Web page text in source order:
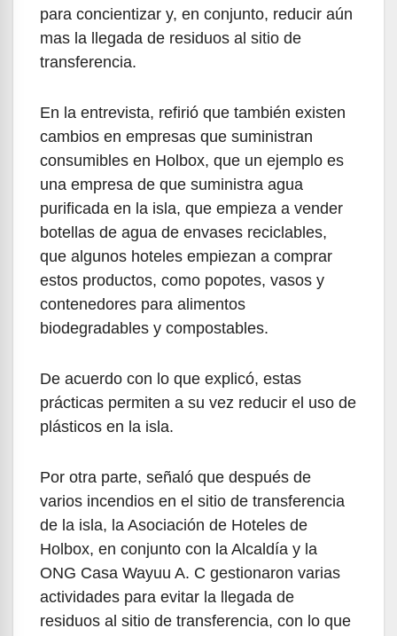
para concientizar y, en conjunto, reducir aún
mas la llegada de residuos al sitio de
transferencia.
En la entrevista, refirió que también existen
cambios en empresas que suministran
consumibles en Holbox, que un ejemplo es
una empresa de que suministra agua
purificada en la isla, que empieza a vender
botellas de agua de envases reciclables,
que algunos hoteles empiezan a comprar
estos productos, como popotes, vasos y
contenedores para alimentos
biodegradables y compostables.
De acuerdo con lo que explicó, estas
prácticas permiten a su vez reducir el uso de
plásticos en la isla.
Por otra parte, señaló que después de
varios incendios en el sitio de transferencia
de la isla, la Asociación de Hoteles de
Holbox, en conjunto con la Alcaldía y la
ONG Casa Wayuu A. C gestionaron varias
actividades para evitar la llegada de
residuos al sitio de transferencia, con lo que